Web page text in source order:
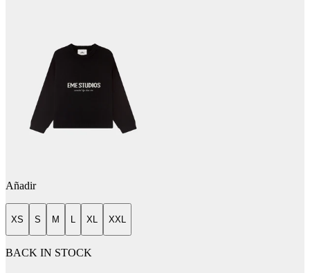
Añadir
XS S M L XL XXL
BACK IN STOCK